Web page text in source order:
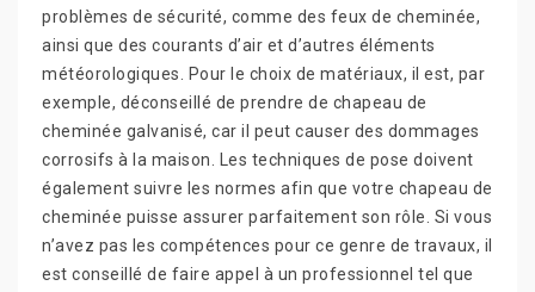
problèmes de sécurité, comme des feux de cheminée,
ainsi que des courants d’air et d’autres éléments
météorologiques. Pour le choix de matériaux, il est, par
exemple, déconseillé de prendre de chapeau de
cheminée galvanisé, car il peut causer des dommages
corrosifs à la maison. Les techniques de pose doivent
également suivre les normes afin que votre chapeau de
cheminée puisse assurer parfaitement son rôle. Si vous
n’avez pas les compétences pour ce genre de travaux, il
est conseillé de faire appel à un professionnel tel que